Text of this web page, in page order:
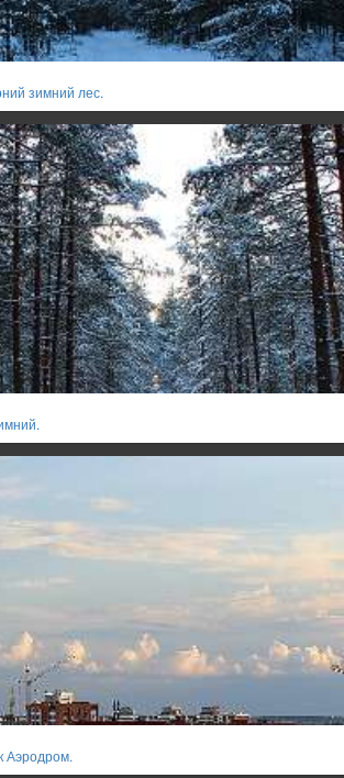
зимний лес.
Аэродром.